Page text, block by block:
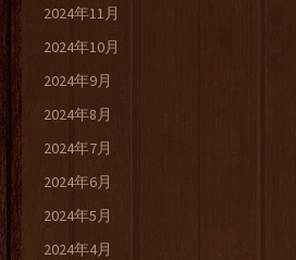
2024年11月
2024年10月
2024年9月
2024年8月
2024年7月
2024年6月
2024年5月
2024年4月